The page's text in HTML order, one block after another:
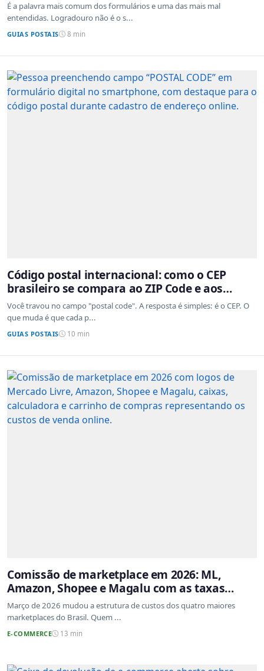
É a palavra mais comum dos formulários e uma das mais mal
entendidas. Logradouro não é o s...
GUIAS POSTAIS 8 min
Código postal internacional: como o CEP
brasileiro se compara ao ZIP Code e aos
sistemas de outros países
Você travou no campo "postal code". A resposta é simples: é o CEP. O
que muda é que cada p...
GUIAS POSTAIS 10 min
Comissão de marketplace em 2026: ML,
Amazon, Shopee e Magalu com as taxas
atualizadas
Março de 2026 mudou a estrutura de custos dos quatro maiores
marketplaces do Brasil. Quem ...
E-COMMERCE 13 min